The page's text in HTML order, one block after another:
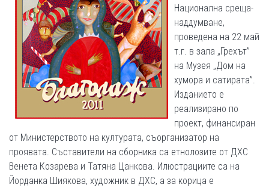
Национална среща-
наддумване,
проведена на 22 май
т.г. в зала „Грехът”
на Музея „Дом на
хумора и сатирата”.
Изданието е
реализирано по
проект, финансиран
от Министерството на културата, съорганизатор на
проявата. Съставители на сборника са етнолозите от ДХС
Венета Козарева и Татяна Цанкова. Илюстрациите са на
Йорданка Шиякова, художник в ДХС, а за корица е